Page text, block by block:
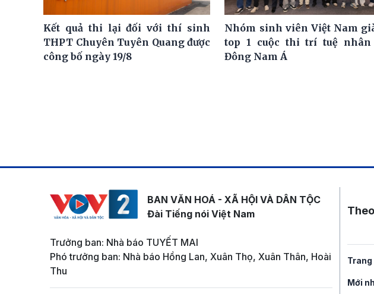
Kết quả thi lại đối với thí sinh
THPT Chuyên Tuyên Quang được
công bố ngày 19/8
Nhóm sinh viên Việt Nam
top 1 cuộc thi trí tuệ nhân
Đông Nam Á
BAN VĂN HOÁ - XÃ HỘI VÀ DÂN TỘC
Đài Tiếng nói Việt Nam
Trưởng ban: Nhà báo TUYẾT MAI
Phó trưởng ban: Nhà báo Hồng Lan, Xuân Thọ, Xuân Thân, Hoài
Thu
Trang
Mới